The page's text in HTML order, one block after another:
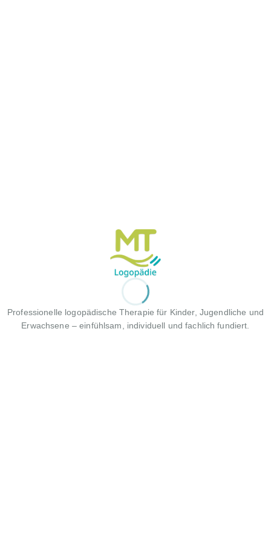
Professionelle logopädische Therapie für Kinder, Jugendliche und
Erwachsene – einfühlsam, individuell und fachlich fundiert.